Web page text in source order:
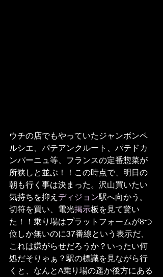
ウチの店でもやっていたジャンボンペ
ルシエ、パテアンクルート、パテドカ
ンパーニュ等、フランスの定番惣菜が
所狭しと並ぶ！！この時点で、明日の
朝も行く事は決まった。沢山買いたい
気持ちを抑え ディジョン駅へ向かう。
切符を買い、電光掲示板を見て驚い
た！！乗り場はプラットフォームが8つ
位しか無いのに37番線という表示だ、
これは嫌がらせだろうか？いったい何
処だそりゃぁ？駅の標識を見ながら行
くと、なんとA乗り場の遥か後方にある